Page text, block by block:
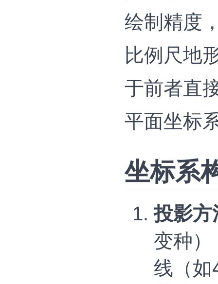
绘制精度
比例尺地
于前者直
平面坐标
坐标系
投影方
变种）
线（如